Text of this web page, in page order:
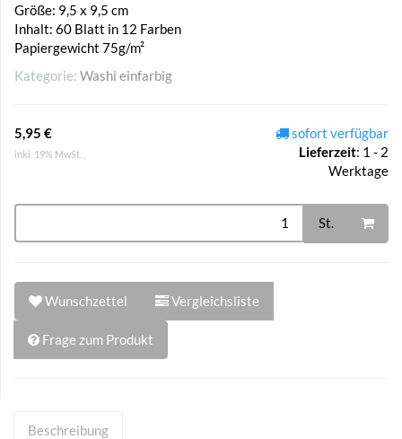
Größe: 9,5 x 9,5 cm
Inhalt: 60 Blatt in 12 Farben
Papiergewicht 75g/m²
Kategorie: Washi einfarbig
5,95 €
inkl. 19% MwSt. ,
sofort verfügbar
Lieferzeit: 1 - 2
Werktage
St.
Wunschzettel Vergleichsliste
Frage zum Produkt
Beschreibung